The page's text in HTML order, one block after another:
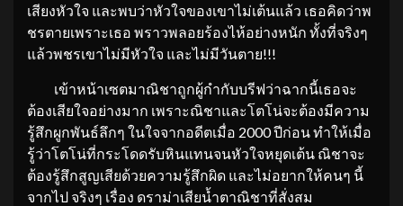
เสียงหัวใจ และพบว่าหัวใจของเขาไม่เต้นแล้ว เธอคิดว่าพ
ชรตายเพราะเธอ พราวพลอยร้องไห้อย่างหนัก ทั้งที่จริงๆ
แล้วพชรเขาไม่มีหัวใจ และไม่มีวันตาย!!!
เข้าหน้าเซตมาณิชาถูกผู้กำกับบรีฟว่าฉากนี้เธอจะ
ต้องเสียใจอย่างมาก เพราะณิชาและโตโน่จะต้องมีความ
รู้สึกผูกพันธ์ลึกๆ ในใจจากอดีตเมื่อ 2000 ปีก่อน ทำให้เมื่อ
รู้ว่าโตโน่ที่กระโดดรับหินแทนจนหัวใจหยุดเต้น ณิชาจะ
ต้องรู้สึกสูญเสียด้วยความรู้สึกผิด และไม่อยากให้คนๆ นี้
จากไป จริงๆ เรื่อง ดราม่าเสียน้ำตาณิชาที่สั่งสม